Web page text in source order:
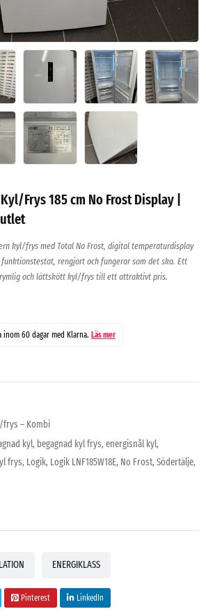
Frys 185 cm No Frost Display |
kyl/frys med Total No Frost, digital temperaturdisplay
funktionstestat, rengjort och fungerar som det ska. Ett
och lättskött kyl/frys till ett attraktivt pris.
inom 60 dagar med Klarna. Läs mer
frys – Kombi
kyl, begagnad kyl frys, energisnål kyl,
frys, Logik, Logik LNF185W18E, No Frost, Södertälje,
ENERGIKLASS
Pinterest LinkedIn